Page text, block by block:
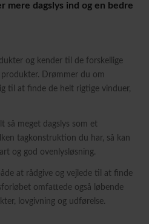
mere dagslys ind og en bedre
og kender til de forskellige
Drømmer du om
til at finde de helt rigtige vinduer,
så meget dagslys som et
tagkonstruktion du har, så kan
og god ovenlysløsning.
at rådgive og vejlede til at finde
omfattede også løbende
lovgivning og udførelse.